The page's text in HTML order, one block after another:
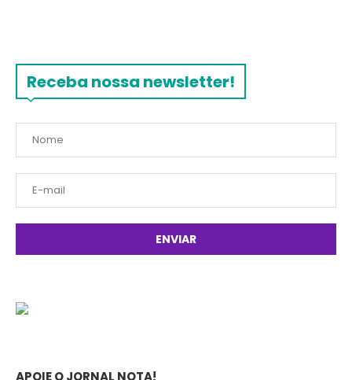
Receba nossa newsletter!
APOIE O JORNAL NOTA!